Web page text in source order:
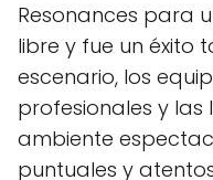
Resonances para
libre y fue un éxito
escenario, los
profesionales y las
ambiente
puntuales y